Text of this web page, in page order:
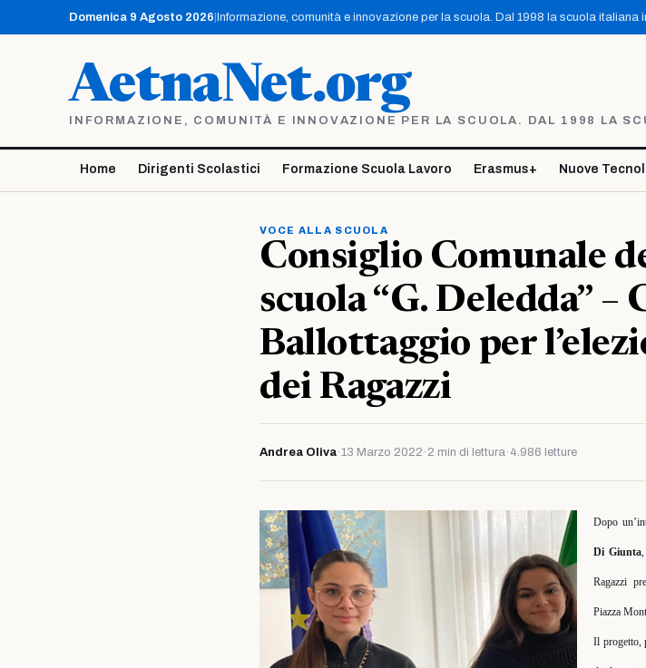
contenuto
Domenica 9 Agosto 2026 Informazione, comunità e innovazione per la scuola. Dal 1998 la scuola italiana
AetnaNet.org
INFORMAZIONE, COMUNITÀ E INNOVAZIONE PER LA SCUOLA. DAL 1998 LA
Home Dirigenti Scolastici Formazione Scuola Lavoro Erasmus+ Nuove
VOCE ALLA SCUOLA
Consiglio Comunale
scuola “G. Deledda” –
Ballottaggio per
dei Ragazzi
Andrea Oliva·13 Marzo 2022 · 2 min di lettura· 4.986 letture
Dopo
Di Giunta
Ragazzi
Piazza
Il progetto,